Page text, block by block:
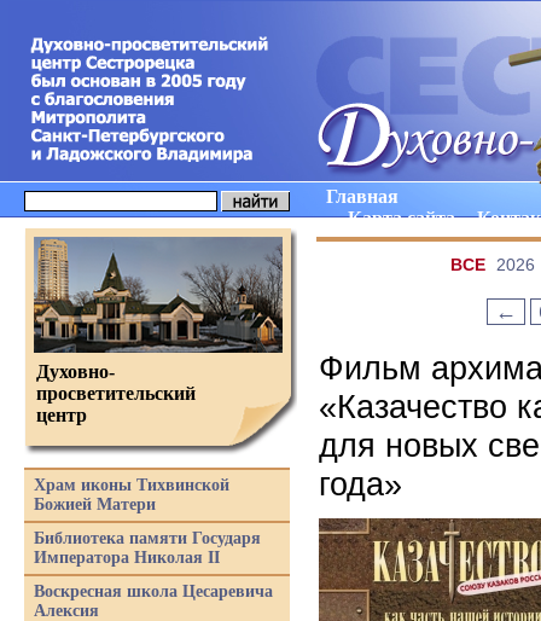
Главная
Карта сайта
ВCE 2026
←
Фильм
«Казачество
для новых
года»
Духовно-
просветительский
центр
Храм иконы Тихвинской
Божией Матери
Библиотека памяти Государя
Императора Николая II
Воскресная школа Цесаревича
Алексия